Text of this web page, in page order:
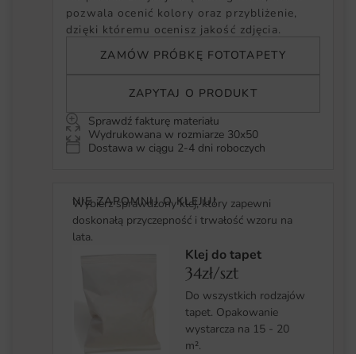
pozwala ocenić kolory oraz przybliżenie,
dzięki któremu ocenisz jakość zdjęcia.
ZAMÓW PRÓBKĘ FOTOTAPETY
ZAPYTAJ O PRODUKT
Sprawdź fakturę materiału
Wydrukowana w rozmiarze 30x50
Dostawa w ciągu 2-4 dni roboczych
NIE ZAPOMNIJ O KLEJU!
Wybierz sprawdzony klej, który zapewni
doskonałą przyczepność i trwałość wzoru na
lata.
Klej do tapet
34zł/szt
Do wszystkich rodzajów
tapet. Opakowanie
wystarcza na 15 - 20
m².